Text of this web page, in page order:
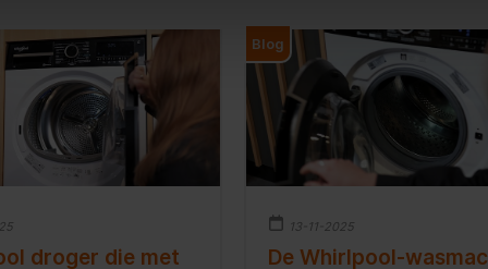
droger die met
Blog
13-11-2025
De Whirlpool-